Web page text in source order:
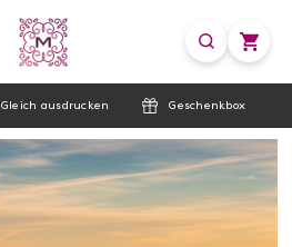
Gleich ausdrucken Geschenkbox